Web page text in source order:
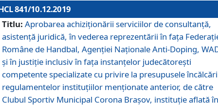
841/10.12.2019
Titlu: Aprobarea achiziționării serviciilor de consultanță,
asistență juridică, în vederea reprezentării în fața
Române de Handbal, Agenției Naționale Anti-Doping,
și în justiție inclusiv în fața instanțelor judecătorești
competente specializate cu privire la presupusele
regulamentelor instituțiilor menționate anterior, de către
Clubul Sportiv Municipal Corona Braşov, instituție aflată în